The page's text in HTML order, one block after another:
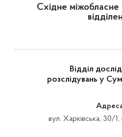
Східне міжобласне
Відділ
розслідувань у
вул. Харківська, 30/